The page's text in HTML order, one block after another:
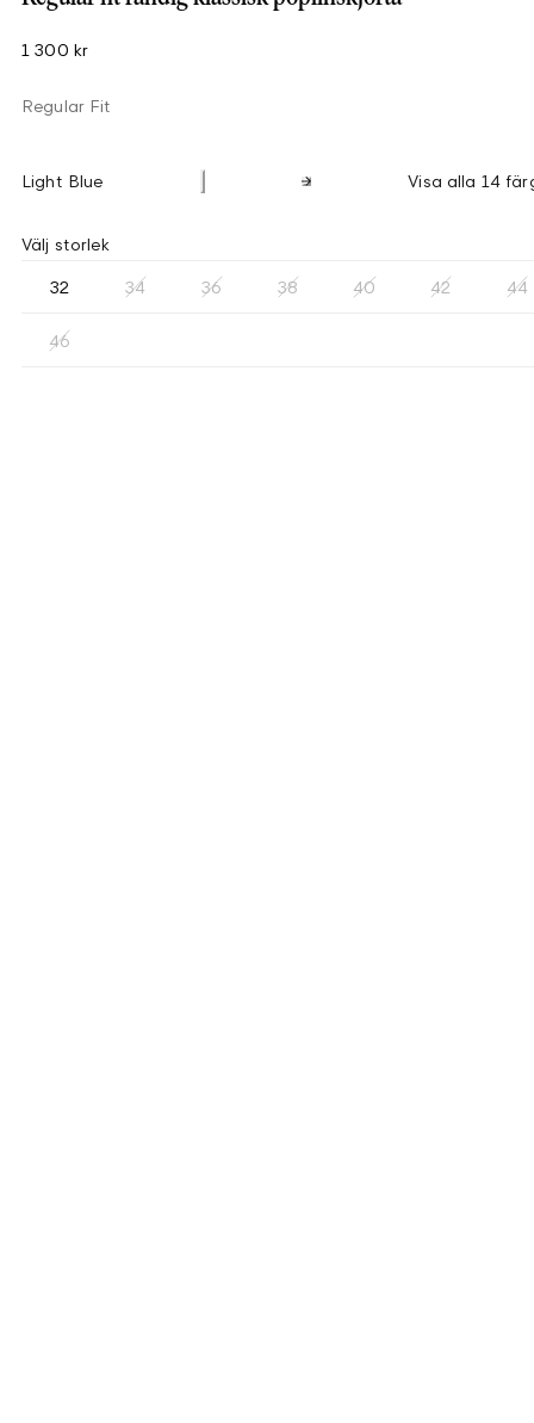
1 300 kr
Regular Fit
Light Blue Visa alla 14
Välj storlek
32 34 36 38 40 42 44
46